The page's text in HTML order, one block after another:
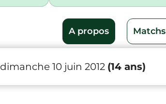
A propos Matchs
dimanche 10 juin 2012 (14 ans)